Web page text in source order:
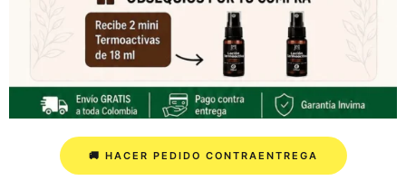
🚚 HACER PEDIDO CONTRAENTREGA